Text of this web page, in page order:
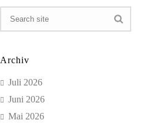
Archiv
Juli 2026
Juni 2026
Mai 2026